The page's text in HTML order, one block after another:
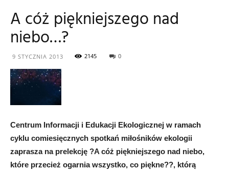
ekologiczna
A cóż piękniejszego nad
niebo…?
9 STYCZNIA 2013 2145 0
Centrum Informacji i Edukacji Ekologicznej w ramach
cyklu comiesięcznych spotkań miłośników ekologii
zaprasza na prelekcję ?A cóż piękniejszego nad niebo,
które przecież ogarnia wszystko, co piękne??, którą